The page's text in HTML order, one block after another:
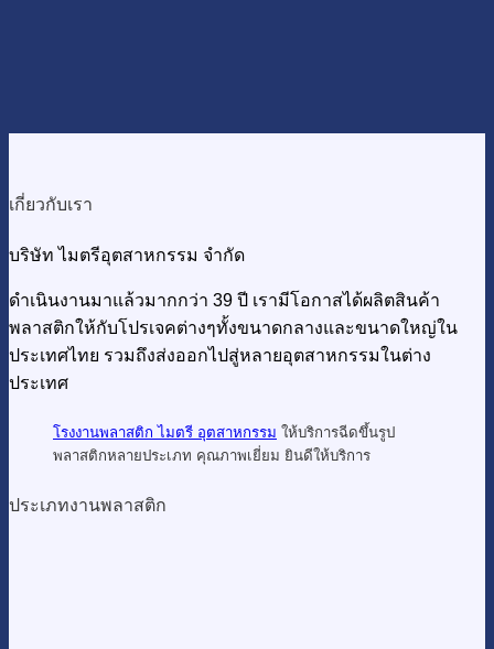
เกี่ยวกับเรา
บริษัท ไมตรีอุตสาหกรรม จำกัด
ดำเนินงานมาแล้วมากกว่า 39 ปี เรามีโอกาสได้ผลิตสินค้า
พลาสติกให้กับโปรเจคต่างๆทั้งขนาดกลางและขนาดใหญ่ใน
ประเทศไทย รวมถึงส่งออกไปสู่หลายอุตสาหกรรมในต่าง
ประเทศ
โรงงานพลาสติก ไมตรี อุตสาหกรรม ให้บริการฉีดขึ้นรูป
พลาสติกหลายประเภท คุณภาพเยี่ยม ยินดีให้บริการ
ประเภทงานพลาสติก